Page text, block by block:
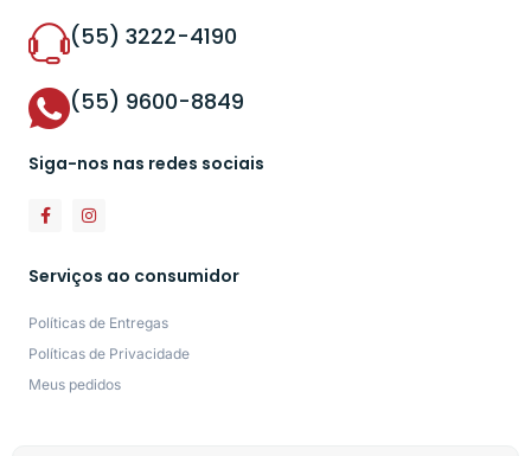
(55) 3222-4190
(55) 9600-8849
Siga-nos nas redes sociais
Serviços ao consumidor
Políticas de Entregas
Políticas de Privacidade
Meus pedidos